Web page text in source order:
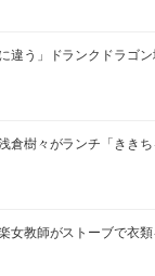
に違う」ドランクドラ
倉樹々がランチ「きき
女教師がストーブで衣